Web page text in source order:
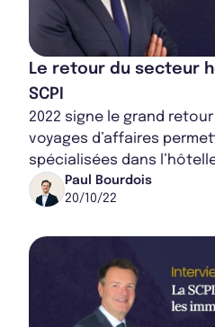
Le retour du secteur
SCPI
2022 signe le grand
voyages d’affaires
spécialisées dans
couleurs. Nous avons
soc...
Paul Bourdois
20/10/22